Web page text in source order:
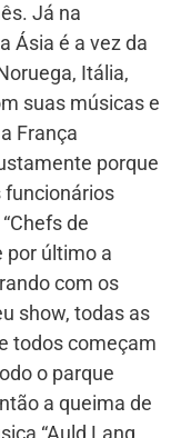
Já na
Ásia é a vez da
Itália,
suas músicas e
França
porque
funcionários
de
por último a
com os
show, todas as
todos começam
o parque
a queima de
“Auld Lang